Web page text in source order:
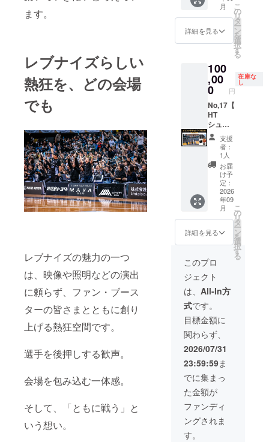
ます。
レブナイズらしい
熱狂を、どの会場
でも
レブナイズの魅力の一つ
は、映像や照明などの演出
に頼らず、ファン・ブース
ターの皆さまとともに創り
上げる熱狂空間です。
選手を後押しする歓声。
会場を包み込む一体感。
そして、「ともに戦う」と
いう想い。
（サイ
ズ：横
11cm×
入りの
ぼり掲
出（掲
ご支援
者様へ
お届け
いたし
ます）
※掲出予
定：9月
12日・
13日 プ
レシー
ズン
ゲーム
会場外
＜のぼ
名：縦
文字以
内（ス
含む）
使用可
能文
字：漢
字、ひ
な、カ
タカ
字、数
字、ス
使用不
出（掲
出後、
ご支援
ます）
※掲出予
定：9月
12日・
13日 プ
レシー
ズン
ゲーム
会場外
＜のぼ
り詳細
名：縦
書き16
文字以
内（ス
ペース
含む）
字：漢
らが
な、カ
タカ
ナ、英
字、数
字、ス
ペース
使用不
殊文
字、記
号、絵
文字、
ロゴ等
※掲載す
るお名
合写真
を撮影
しま
す。 ま
の一員
になっ
たよう
な特別
な思い
出をお
楽しみ
くださ
い。 ※
ご希望
の選手
を必ず
お選び
くださ
い。 ※9
月13日
開催プ
レシー
ズン
限定 ・
限定デ
ザイン
ミニフ
ラッグ
（サイ
ズ：幅
300mm
×高さ
200mm
） ・ロ
ゴス
テッ
カー
（サイ
ズ：横
11cm×
縦
月12日
(土)】
・9月12
日プレ
ムのHT
での
シュー
トチャ
レンジ
への参
加権 ・
プレ
シーズ
ンゲー
ム観戦
ペアチ
ケット
（ベン
チ横）
・全選
手のサ
イン入
りボー
・限定
デザイ
ンミニ
フラッ
グ（サ
イズ：
幅
300mm
×高さ
200mm
）2個
・ロゴ
ステッ
カー
（サイ
ズ：横
11cm×
縦
月
詳細を見る
こ
の
リ
タ
ー
ン
を
選
択
す
る
100
,00
0 円
在庫な
し
No,17【
HT
シュー
トチャ
レンジ
参加
権！ベ
ンチ横
のペア
観戦席
つき：9
月13日
(日)】
・9月13
日プレ
ンゲー
ムのHT
での
シュー
トチャ
レンジ
への参
加権 ・
プレ
シーズ
ンゲー
ム観戦
ペアチ
ケット
（ベン
チ横）
・全選
手のサ
支援
者：
1人
お届
け予
定：
2026
年09
月
詳細を見る
こ
の
リ
タ
ー
ン
を
選
択
す
る
このプロ
ジェクト
は、 All-In方
式です。
目標金額に
関わらず、
2026/07/31
23:59:59ま
でに集まっ
た金額が
ファンディ
ングされま
す。